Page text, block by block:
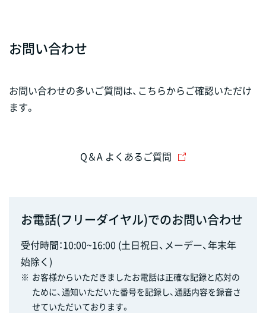
お問い合わせ
お問い合わせの多いご質問は、こちらからご確認いただけ
ます。
Q＆A よくあるご質問
お電話(フリーダイヤル)でのお問い合わせ
受付時間：10:00~16:00 (土日祝日、メーデー、年末年
始除く)
※ お客様からいただきましたお電話は正確な記録と応対の
ために、通知いただいた番号を記録し、通話内容を録音さ
せていただいております。